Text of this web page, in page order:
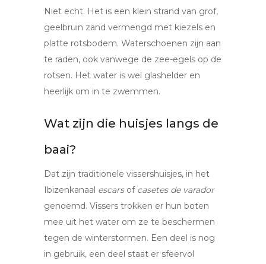
Niet echt. Het is een klein strand van grof,
geelbruin zand vermengd met kiezels en
platte rotsbodem. Waterschoenen zijn aan
te raden, ook vanwege de zee-egels op de
rotsen. Het water is wel glashelder en
heerlijk om in te zwemmen.
Wat zijn die huisjes langs de
baai?
Dat zijn traditionele vissershuisjes, in het
Ibizenkanaal escarsof casetes de varador
genoemd. Vissers trokken er hun boten
mee uit het water om ze te beschermen
tegen de winterstormen. Een deel is nog
in gebruik, een deel staat er sfeervol